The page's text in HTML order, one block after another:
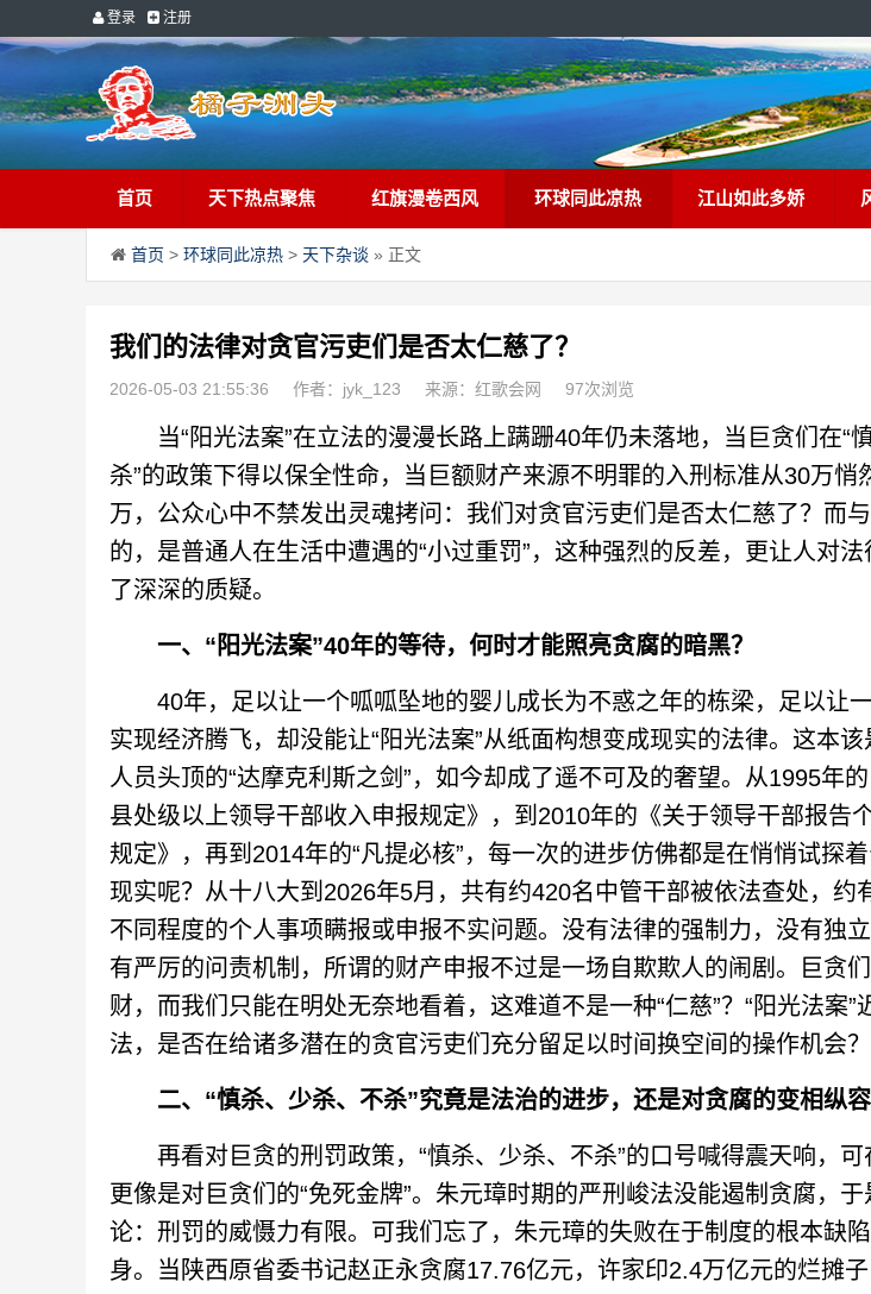
登录 注册
首页 天下热点聚焦 红旗漫卷西风 环球同此凉热 江山如此多娇
首页 > 环球同此凉热 > 天下杂谈 » 正文
我们的法律对贪官污吏们是否太仁慈了？
2026-05-03 21:55:36 作者：jyk_123 来源：红歌会网 97次浏览
当“阳光法案”在立法的漫漫长路上蹒跚40年仍未落地，当巨贪们在“
杀”的政策下得以保全性命，当巨额财产来源不明罪的入刑标准从30万悄
万，公众心中不禁发出灵魂拷问：我们对贪官污吏们是否太仁慈了？而
的，是普通人在生活中遭遇的“小过重罚”，这种强烈的反差，更让人对
了深深的质疑。
一、“阳光法案”40年的等待，何时才能照亮贪腐的暗黑？
40年，足以让一个呱呱坠地的婴儿成长为不惑之年的栋梁，足以让
实现经济腾飞，却没能让“阳光法案”从纸面构想变成现实的法律。这本
人员头顶的“达摩克利斯之剑”，如今却成了遥不可及的奢望。从1995年
县处级以上领导干部收入申报规定》，到2010年的《关于领导干部报告
规定》，再到2014年的“凡提必核”，每一次的进步仿佛都是在悄悄试探
现实呢？从十八大到2026年5月，共有约420名中管干部被依法查处，约
不同程度的个人事项瞒报或申报不实问题。没有法律的强制力，没有独
有严厉的问责机制，所谓的财产申报不过是一场自欺欺人的闹剧。巨贪
财，而我们只能在明处无奈地看着，这难道不是一种“仁慈”？“阳光法案”
法，是否在给诸多潜在的贪官污吏们充分留足以时间换空间的操作机会？
二、“慎杀、少杀、不杀”究竟是法治的进步，还是对贪腐的变相纵容
再看对巨贪的刑罚政策，“慎杀、少杀、不杀”的口号喊得震天响，可
更像是对巨贪们的“免死金牌”。朱元璋时期的严刑峻法没能遏制贪腐，
论：刑罚的威慑力有限。可我们忘了，朱元璋的失败在于制度的根本缺
身。当陕西原省委书记赵正永贪腐17.76亿元，许家印2.4万亿元的烂摊